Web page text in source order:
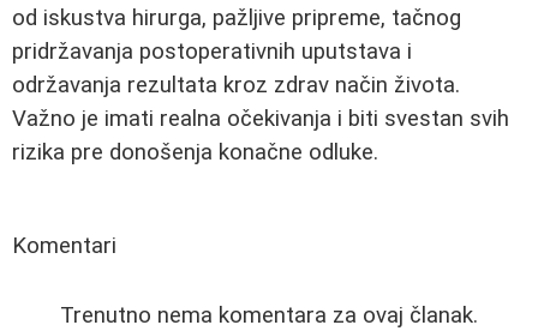
od iskustva hirurga, pažljive pripreme, tačnog
pridržavanja postoperativnih uputstava i
održavanja rezultata kroz zdrav način života.
Važno je imati realna očekivanja i biti svestan svih
rizika pre donošenja konačne odluke.
Komentari
Trenutno nema komentara za ovaj članak.